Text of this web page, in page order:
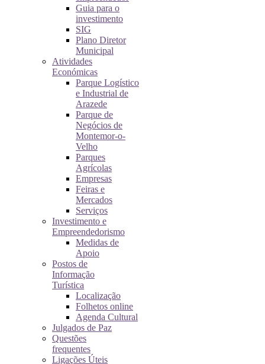
Guia para o
investimento
SIG
Plano Diretor
Municipal
Atividades
Económicas
Parque Logístico
e Industrial de
Arazede
Parque de
Negócios de
Montemor-o-
Velho
Parques
Agrícolas
Empresas
Feiras e
Mercados
Serviços
Investimento e
Empreendedorismo
Medidas de
Apoio
Postos de
Informação
Turística
Localização
Folhetos online
Agenda Cultural
Julgados de Paz
Questões
frequentes
Ligações Úteis